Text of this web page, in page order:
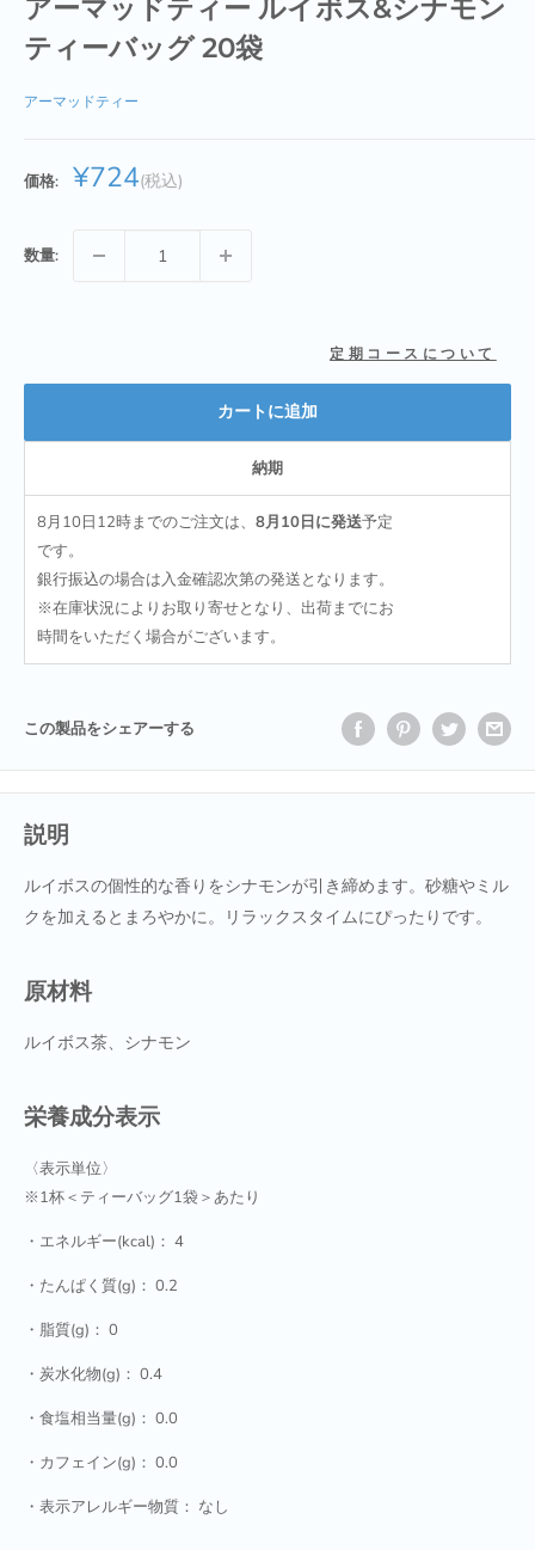
アーマッドティー ルイボス&シナモン
ティーバッグ 20袋
アーマッドティー
価格: 販
格
¥724
数量:
定期コースについて
カートに追加
納期
8月10日12時までのご注文は、 8月10日 に発送予定
です。
銀行振込の場合は入金確認次第の発送となります。
※在庫状況によりお取り寄せとなり、出荷までにお
時間をいただく場合がございます。
この製品をシェアーする
説明
ルイボスの個性的な香りをシナモンが引き締めます。砂糖やミル
クを加えるとまろやかに。リラックスタイムにぴったりです。
原材料
ルイボス茶、シナモン
栄養成分表示
〈表示単位〉
※1杯＜ティーバッグ1袋＞あたり
・エネルギー(kcal)： 4
・たんぱく質(g)： 0.2
・脂質(g)： 0
・炭水化物(g)： 0.4
・食塩相当量(g)： 0.0
・カフェイン(g)： 0.0
・表示アレルギー物質： なし